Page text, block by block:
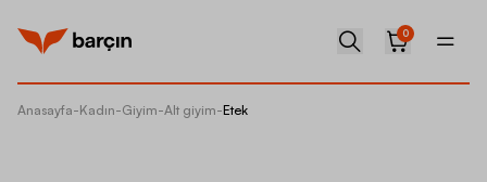
0
Anasayfa-Kadın-Giyim-Alt giyim-Etek